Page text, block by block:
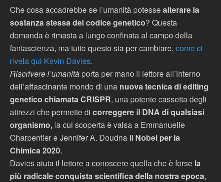
Che cosa accadrebbe se l’umanità potessealterare la
sostanza stessa del codice genetico? Questa
domanda è rimasta a lungo confinata al campo della
fantascienza, ma tutto questo sta per cambiare, come ci
rivela qui Kevin Davies.
Riscrivere l’umanità porta per mano il lettore all’interno
dell’affascinante mondo di una nuova tecnica di editing
genetico chiamata CRISPR, una potente cassetta degli
attrezzi che permette di correggere il DNA di qualsiasi
organismo, la cui scoperta è valsa a Emmanuelle
Charpentier e Jennifer A. Doudna il Nobel per la
Chimica 2020.
Davies aiuta il lettore a conoscere quella che è forse la
più radicale conquista scientifica della nostra epoca,